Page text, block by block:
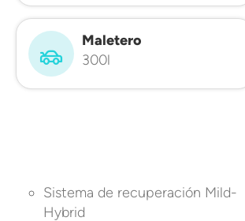
Maletero
300l
Sistema de recuperación Mild-
Hybrid